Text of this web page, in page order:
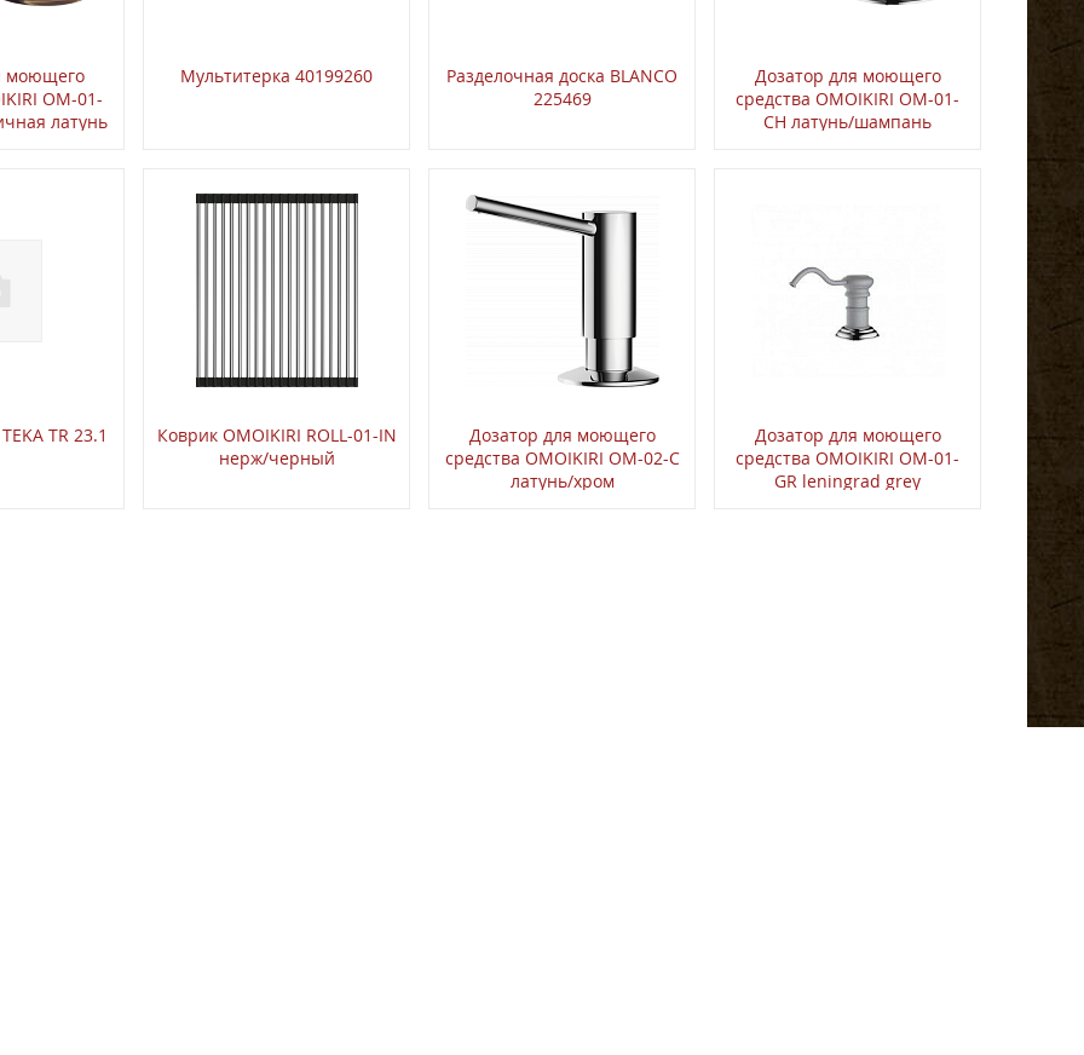
моющего
OM-01-
латунь
Мультитерка 40199260
Разделочная доска BLANCO
225469
Дозатор для моющего
средства OMOIKIRI ОМ-01-
CH латунь/шампань
TR 23.1
Коврик OMOIKIRI ROLL-01-IN
нерж/черный
Дозатор для моющего
средства OMOIKIRI OM-02-C
латунь/хром
Дозатор для моющего
средства OMOIKIRI OM-01-
GR leningrad grey